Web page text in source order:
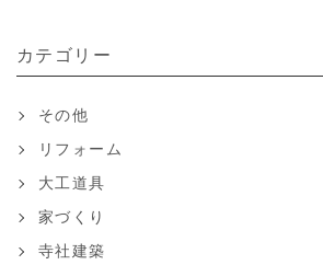
カテゴリー
その他
リフォーム
大工道具
家づくり
寺社建築